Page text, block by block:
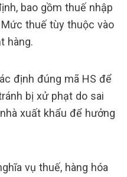
bao gồm thuế nhập
Mức thuế tùy thuộc vào
hàng.
định đúng mã HS để
bị xử phạt do sai
xuất khẩu để hưởng
vụ thuế, hàng hóa